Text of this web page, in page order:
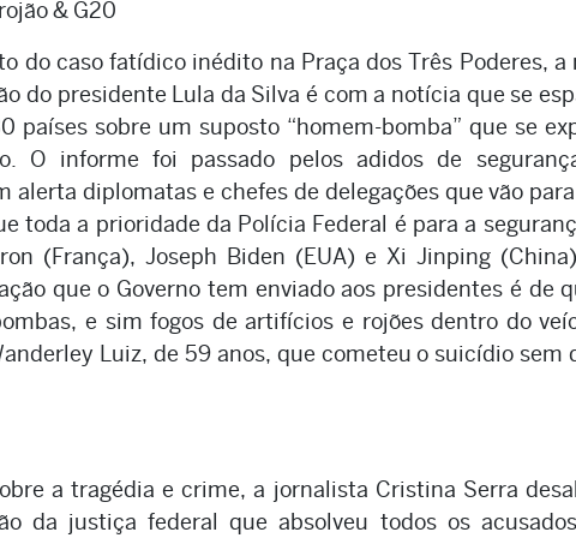
& G20
do caso fatídico inédito na Praça dos Três Poderes, a
do presidente Lula da Silva é com a notícia que se
países sobre um suposto “homem-bomba” que se
O informe foi passado pelos adidos de
alerta diplomatas e chefes de delegações que vão
toda a prioridade da Polícia Federal é para a
(França), Joseph Biden (EUA) e Xi Jinping
que o Governo tem enviado aos presidentes é de
e sim fogos de artifícios e rojões dentro do
Luiz, de 59 anos, que cometeu o suicídio sem
a tragédia e crime, a jornalista Cristina Serra
da justiça federal que absolveu todos os